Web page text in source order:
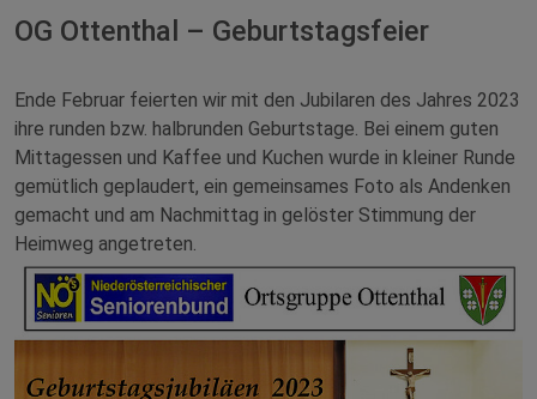
OG Ottenthal – Geburtstagsfeier
Ende Februar feierten wir mit den Jubilaren des Jahres 2023
ihre runden bzw. halbrunden Geburtstage. Bei einem guten
Mittagessen und Kaffee und Kuchen wurde in kleiner Runde
gemütlich geplaudert, ein gemeinsames Foto als Andenken
gemacht und am Nachmittag in gelöster Stimmung der
Heimweg angetreten.